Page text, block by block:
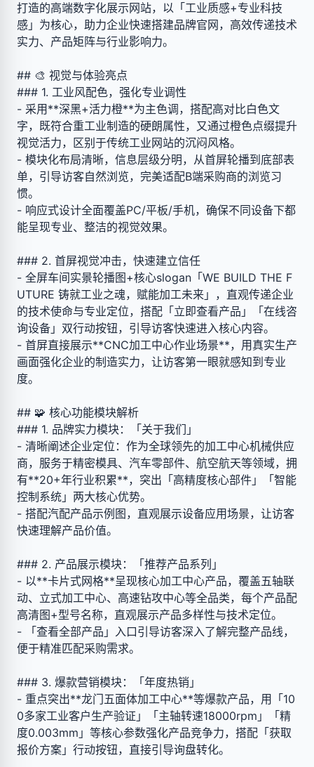
打造的高端数字化展示网站，以「工业质感+专业科技
感」为核心，助力企业快速搭建品牌官网，高效传递技术
实力、产品矩阵与行业影响力。
## 🎨 视觉与体验亮点
### 1. 工业风配色，强化专业调性
- 采用**深黑+活力橙**为主色调，搭配高对比白色文
字，既符合重工业制造的硬朗属性，又通过橙色点缀提升
视觉活力，区别于传统工业网站的沉闷风格。
- 模块化布局清晰，信息层级分明，从首屏轮播到底部表
单，引导访客自然浏览，完美适配B端采购商的浏览习
惯。
- 响应式设计全面覆盖PC/平板/手机，确保不同设备下都
能呈现专业、整洁的视觉效果。
### 2. 首屏视觉冲击，快速建立信任
- 全屏车间实景轮播图+核心slogan「WE BUILD THE F
UTURE 铸就工业之魂，赋能加工未来」，直观传递企业
的技术使命与专业定位，搭配「立即查看产品」「在线咨
询设备」双行动按钮，引导访客快速进入核心内容。
- 首屏直接展示**CNC加工中心作业场景**，用真实生产
画面强化企业的制造实力，让访客第一眼就感知到专业
度。
## 🧩 核心功能模块解析
### 1. 品牌实力模块：「关于我们」
- 清晰阐述企业定位：作为全球领先的加工中心机械供应
商，服务于精密模具、汽车零部件、航空航天等领域，拥
有**20+年行业积累**，突出「高精度核心部件」「智能
控制系统」两大核心优势。
- 搭配汽配产品示例图，直观展示设备应用场景，让访客
快速理解产品价值。
### 2. 产品展示模块：「推荐产品系列」
- 以**卡片式网格**呈现核心加工中心产品，覆盖五轴联
动、立式加工中心、高速钻攻中心等全品类，每个产品配
高清图+型号名称，直观展示产品多样性与技术定位。
- 「查看全部产品」入口引导访客深入了解完整产品线，
便于精准匹配采购需求。
### 3. 爆款营销模块：「年度热销」
- 重点突出**龙门五面体加工中心**等爆款产品，用「10
0多家工业客户生产验证」「主轴转速18000rpm」「精
度0.003mm」等核心参数强化产品竞争力，搭配「获取
报价方案」行动按钮，直接引导询盘转化。